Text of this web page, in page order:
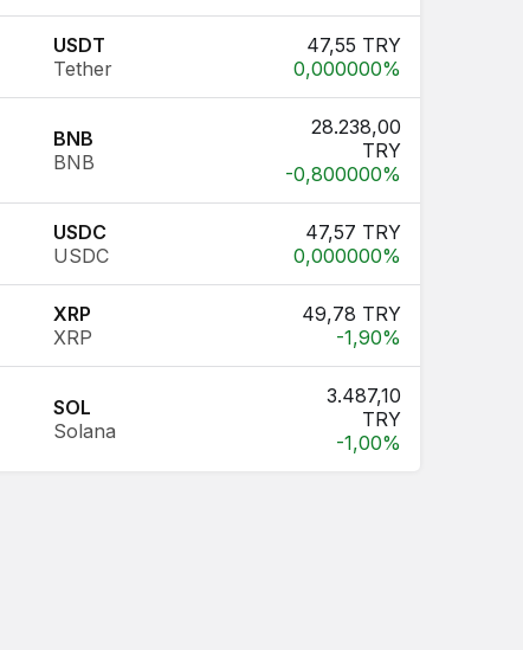
USDT
Tether
47,55 TRY
0,000000%
BNB
BNB
28.238,00
TRY
-0,800000%
USDC
USDC
47,57 TRY
0,000000%
XRP
XRP
49,78 TRY
-1,90%
SOL
Solana
3.487,10
TRY
-1,00%